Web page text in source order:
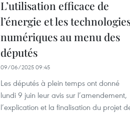
L’utilisation efficace de
l’énergie et les
numériques au menu des
députés
09/06/2025 09:45
Les députés à plein temps ont donné
lundi 9 juin leur avis sur l’amendement,
l’explication et la finalisation du projet